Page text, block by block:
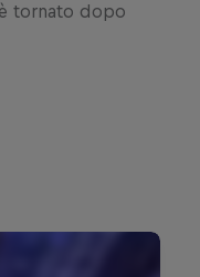
tornato dopo